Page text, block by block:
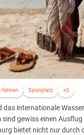
fahren Spielplatz +5
das internationale
gewiss einen
bietet nicht nur durch